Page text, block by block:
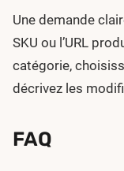
Une demande
SKU ou l’URL
catégorie,
décrivez les
FAQ